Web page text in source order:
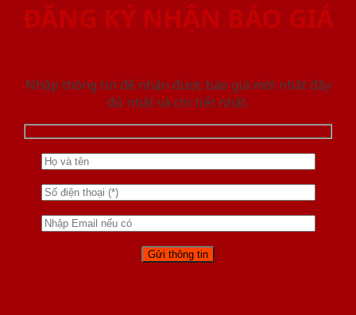
ĐĂNG KÝ NHẬN BÁO GIÁ
Nhập thông tin để nhận được báo giá mới nhât đầy
đủ nhất và chi tiết nhất.